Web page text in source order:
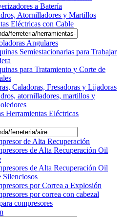
a Batería
Atornilladores y Martillos
Eléctricas con Cable
Angulares
Semiestacionarias para Trabajar
para Tratamiento y Corte de
Caladoras, Fresadoras y Lijadoras
atornilladores, martillos y
Herramientas Eléctricas
de Alta Recuperación
de Alta Recuperación Oil
de Alta Recuperación Oil
Silenciosos
por Correa a Explosión
por correa con cabezal
compresores